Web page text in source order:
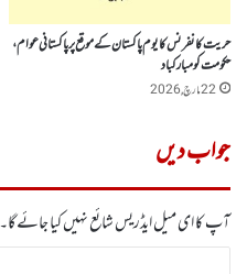
حریت کانفرنس کا یوم پاکستان کے موقع پر پاکستانی عوام،
حکومت کو مبارکباد
22 مارچ, 2026
جواب دیں
آپ کا ای میل ایڈریس شائع نہیں کیا جائے گا۔